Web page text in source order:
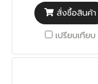
สั่งซื้อสินค้า
เปรียบเทียบ